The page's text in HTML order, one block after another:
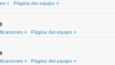
»
Página del equipo »
»
Página del equipo »
»
Página del equipo »